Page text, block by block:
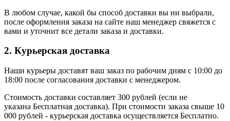
В любом случае, какой бы способ доставки вы ни выбрали,
после оформления заказа на сайте наш менеджер свяжется с
вами и уточнит все детали заказа и доставки.
2. Курьерская доставка
Наши курьеры доставят ваш заказ по рабочим дням с 10:00 до
18:00 после согласования доставки с менеджером.
Стоимость доставки составляет 300 рублей (если не
указана Бесплатная доставка). При стоимости заказа свыше 10
000 рублей - курьерская доставка осуществляется Бесплатно.